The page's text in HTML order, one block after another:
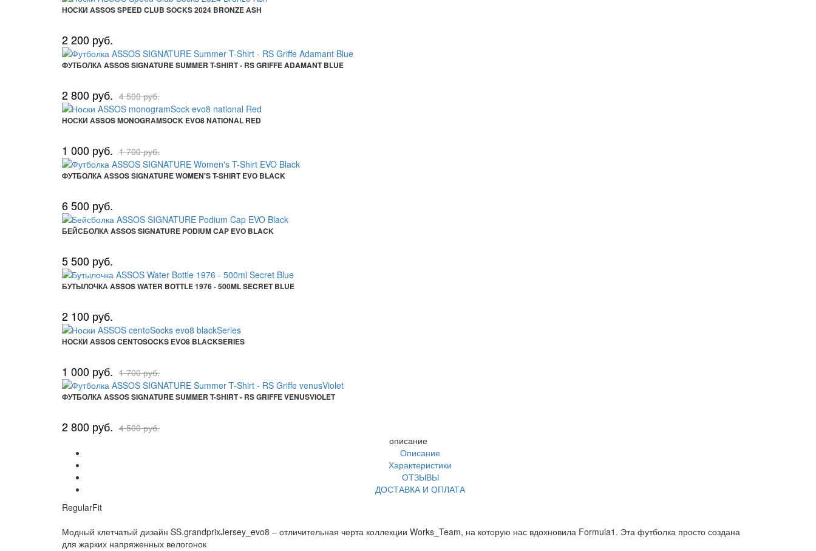
НОСКИ ASSOS SPEED CLUB SOCKS 2024 BRONZE ASH
2 200 руб.
ФУТБОЛКА ASSOS SIGNATURE SUMMER T-SHIRT - RS GRIFFE ADAMANT BLUE
2 800 руб. 4 500 руб.
НОСКИ ASSOS MONOGRAMSOCK EVO8 NATIONAL RED
1 000 руб. 1 700 руб.
ФУТБОЛКА ASSOS SIGNATURE WOMEN'S T-SHIRT EVO BLACK
6 500 руб.
БЕЙСБОЛКА ASSOS SIGNATURE PODIUM CAP EVO BLACK
5 500 руб.
БУТЫЛОЧКА ASSOS WATER BOTTLE 1976 - 500ML SECRET BLUE
2 100 руб.
НОСКИ ASSOS CENTOSOCKS EVO8 BLACKSERIES
1 000 руб. 1 700 руб.
ФУТБОЛКА ASSOS SIGNATURE SUMMER T-SHIRT - RS GRIFFE VENUSVIOLET
2 800 руб. 4 500 руб.
описание
Описание
Характеристики
ОТЗЫВЫ
ДОСТАВКА И ОПЛАТА
RegularFit
Модный клетчатый дизайн SS.grandprixJersey_evo8 – отличительная черта коллекции Works_Team, на которую нас вдохновила Formula1. Эта футболка просто создана
для жарких напряженных велогонок